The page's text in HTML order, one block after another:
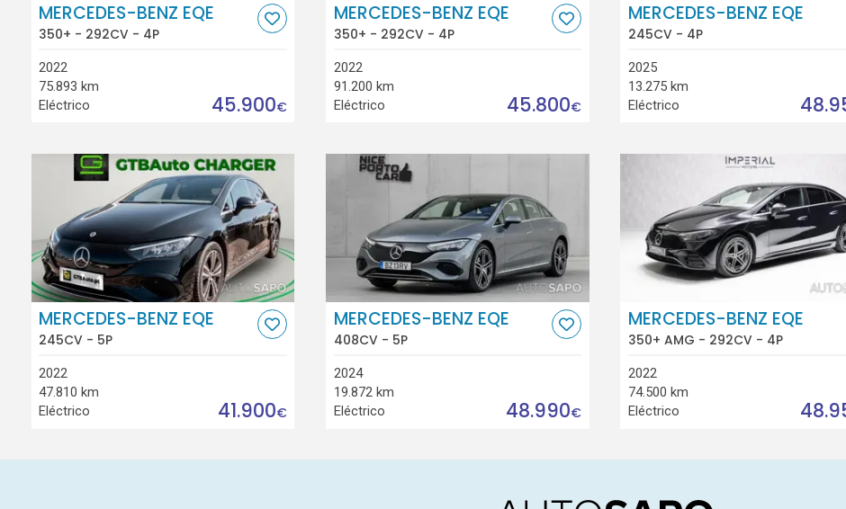
MERCEDES-BENZ EQE
350+ - 292CV - 4P
2022
75.893 km
Eléctrico
45.900€
MERCEDES-BENZ EQE
350+ - 292CV - 4P
2022
91.200 km
Eléctrico
45.800€
MERCEDES-BENZ EQE
245CV - 4P
2025
13.275 km
Eléctrico
MERCEDES-BENZ EQE
245CV - 5P
2022
47.810 km
Eléctrico
41.900€
MERCEDES-BENZ EQE
408CV - 5P
2024
19.872 km
Eléctrico
48.990€
MERCEDES-BENZ EQE
350+ AMG - 292CV - 4P
2022
74.500 km
Eléctrico